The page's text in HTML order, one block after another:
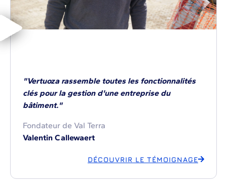
"Vertuoza rassemble toutes les fonctionnalités
clés pour la gestion d'une entreprise du
bâtiment."
Fondateur de Val Terra
Valentin Callewaert
DÉCOUVRIR LE TÉMOIGNAGE